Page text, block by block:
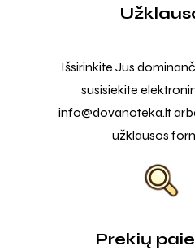
Išsirinkite Jus
susisiekite
info@dovanoteka.lt
užklausos
Prekių